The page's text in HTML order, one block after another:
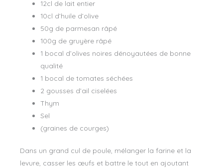
12cl de lait entier
10cl d’huile d’olive
50g de parmesan râpé
100g de gruyère râpé
1 bocal d’olives noires dénoyautées de bonne
qualité
1 bocal de tomates séchées
2 gousses d’ail ciselées
Thym
Sel
(graines de courges)
Dans un grand cul de poule, mélanger la farine et la
levure, casser les œufs et battre le tout en ajoutant